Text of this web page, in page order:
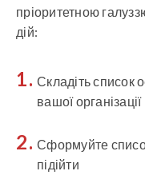
пріоритетною
дій:
Складіть список
вашої організації
Сформуйте
підійти